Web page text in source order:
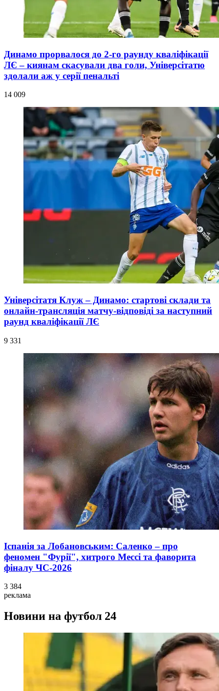
Динамо прорвалося до 2-го раунду кваліфікації
ЛЄ – киянам скасували два голи, Універсітатю
здолали аж у серії пенальті
14 009
Універсітатя Клуж – Динамо: стартові склади та
онлайн-трансляція матчу-відповіді за наступний
раунд кваліфікації ЛЄ
9 331
Іспанія за Лобановським: Саленко – про
феномен "Фурії", хитрого Мессі та фаворита
фіналу ЧС-2026
3 384
реклама
Новини на футбол 24